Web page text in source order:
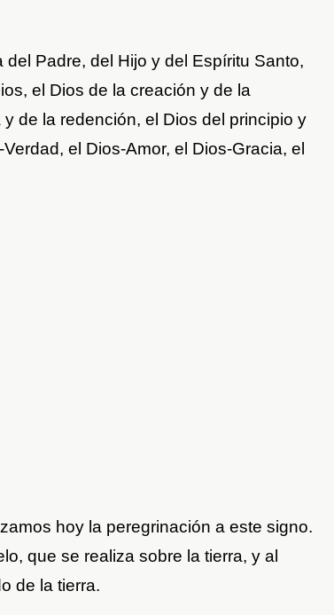
Padre, del Hijo y del Espíritu Santo,
el Dios de la creación y de la
de la redención, el Dios del principio y
el Dios-Amor, el Dios-Gracia, el
hoy la peregrinación a este signo.
que se realiza sobre la tierra, y al
de la tierra.